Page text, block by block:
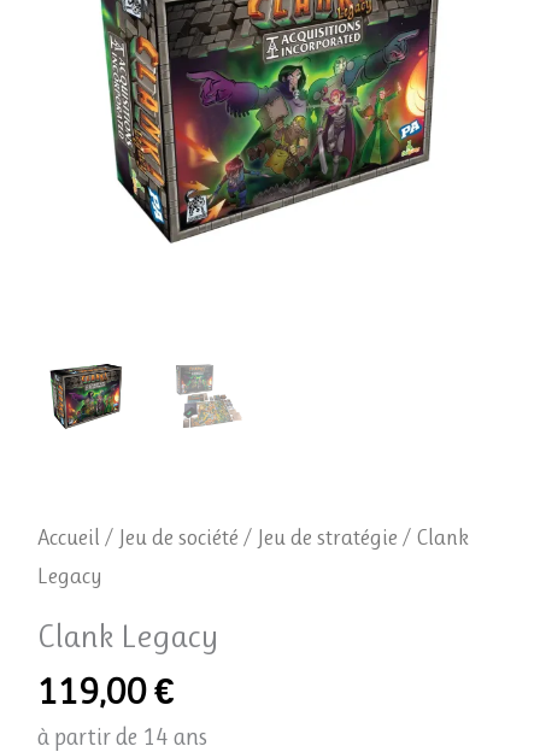
Accueil / Jeu de société / Jeu de stratégie / Clank
Legacy
Clank Legacy
119,00€
à partir de 14 ans